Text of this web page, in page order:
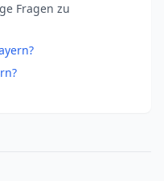
Fragen zu